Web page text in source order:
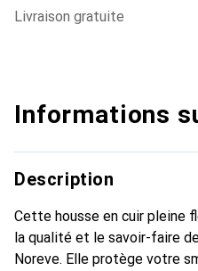
livraison gratuite
Informations
Description
Cette housse en cuir pleine
la qualité et le savoir-faire
Noreve. Elle protège votre